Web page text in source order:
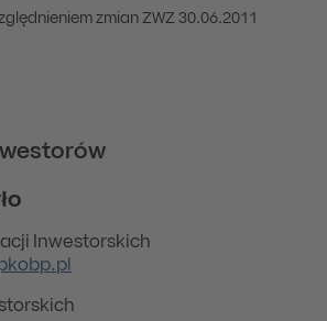
zmian ZWZ 30.06.2011
Inwestorskich